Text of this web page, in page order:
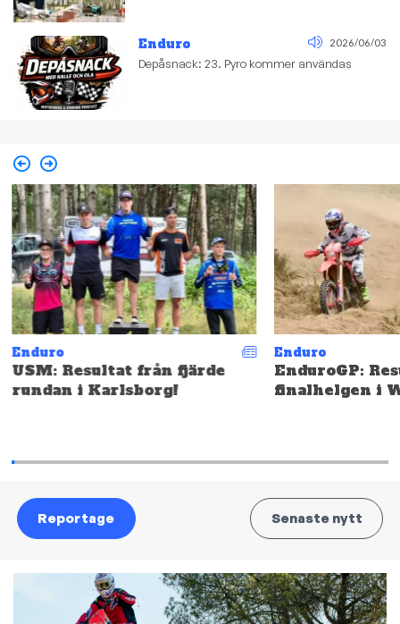
Enduro 2026/06/03
Depåsnack: 23. Pyro kommer användas
Enduro
USM: Resultat från fjärde
rundan i Karlsborg!
Enduro
EnduroGP:
finalhelgen i
Reportage Senaste nytt